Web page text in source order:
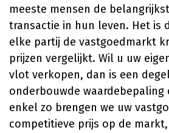
meeste mensen de
transactie in hun leven. Het is
elke partij de vastgoedmarkt
prijzen vergelijkt. Wil u uw
vlot verkopen, dan is een
onderbouwde waardebepaling
enkel zo brengen we uw
competitieve prijs op de